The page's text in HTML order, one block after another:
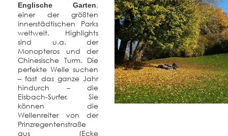
Englische Garten,
einer der größten
innerstädtischen Parks
weltweit. Highlights
sind u.a. der
Monopteros und der
Chinesische Turm. Die
perfekte Welle suchen
– fast das ganze Jahr
hindurch – die
Eisbach-Surfer. Sie
können die
Wellenreiter von der
Prinzregentenstraße
aus (Ecke